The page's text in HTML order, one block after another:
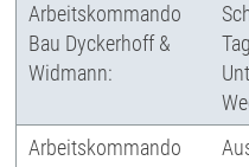
Arbeitskommando
Bau Dyckerhoff &
Widmann:
Arbeitskommando